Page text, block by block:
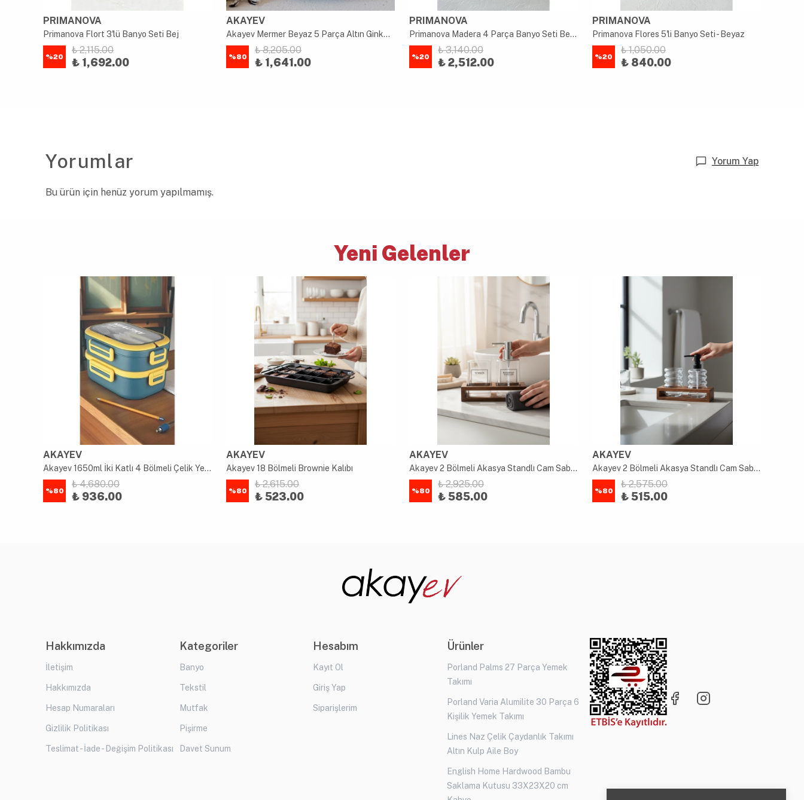
PRIMANOVA
Primanova Flort 3'lü Banyo Seti Bej
%20
₺ 2,115.00
₺ 1,692.00
AKAYEV
Akayev Mermer Beyaz 5 Parça Altın Ginkgo Banyo Seti
%80
₺ 8,205.00
₺ 1,641.00
PRIMANOVA
Primanova Madera 4 Parça Banyo Seti Beyaz
%20
₺ 3,140.00
₺ 2,512.00
PRIMANOVA
Primanova Flores 5'li Banyo Seti - Beyaz
%20
₺ 1,050.00
₺ 840.00
Yorumlar Yorum Yap
Bu ürün için henüz yorum yapılmamış.
Yeni Gelenler
AKAYEV
Akayev 1650ml İki Katlı 4 Bölmeli Çelik Yemek Kabı Mavi
%80
₺ 4,680.00
₺ 936.00
AKAYEV
Akayev 18 Bölmeli Brownie Kalıbı
%80
₺ 2,615.00
₺ 523.00
AKAYEV
Akayev 2 Bölmeli Akasya Standlı Cam Sabunluk ve Diş Fırçalık Seti
%80
₺ 2,925.00
₺ 585.00
AKAYEV
Akayev 2 Bölmeli Akasya Standlı Cam Sabunluk ve Diş Fırçalık Seti
%80
₺ 2,575.00
₺ 515.00
Hakkımızda
İletişim
Hakkımızda
Hesap Numaraları
Gizlilik Politikası
Teslimat - İade - Değişim Politikası
Kategoriler
Banyo
Tekstil
Mutfak
Pişirme
Davet Sunum
Hesabım
Kayıt Ol
Giriş Yap
Siparişlerim
Ürünler
Porland Palms 27 Parça Yemek
Takımı
Porland Varia Alumilite 30 Parça 6
Kişilik Yemek Takımı
Lines Naz Çelik Çaydanlık Takımı
Altın Kulp Aile Boy
English Home Hardwood Bambu
Saklama Kutusu 33X23X20 cm